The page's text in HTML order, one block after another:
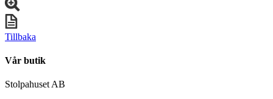
Tillbaka
Vår butik
Stolpahuset AB